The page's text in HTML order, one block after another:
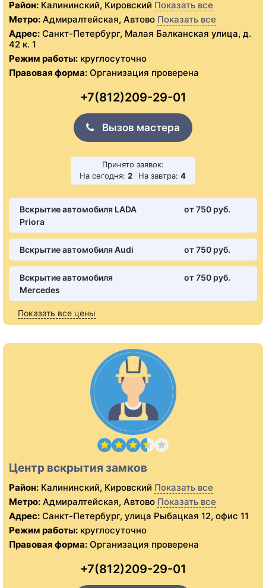
Район: Калининский, Кировский Показать все
Метро: Адмиралтейская, Автово Показать все
Адрес: Санкт-Петербург, Малая Балканская улица, д.
42 к. 1
Режим работы: круглосуточно
Правовая форма: Организация проверена
+7(812)209-29-01
Вызов мастера
Принято заявок:
На сегодня: 2 На завтра: 4
Вскрытие автомобиля LADA
Priora
от 750 pуб.
Вскрытие автомобиля Audi от 750 pуб.
Вскрытие автомобиля
Mercedes
от 750 pуб.
Показать все цены
Центр вскрытия замков
Район: Калининский, Кировский Показать все
Метро: Адмиралтейская, Автово Показать все
Адрес: Санкт-Петербург, улица Рыбацкая 12, офис 11
Режим работы: круглосуточно
Правовая форма: Организация проверена
+7(812)209-29-01